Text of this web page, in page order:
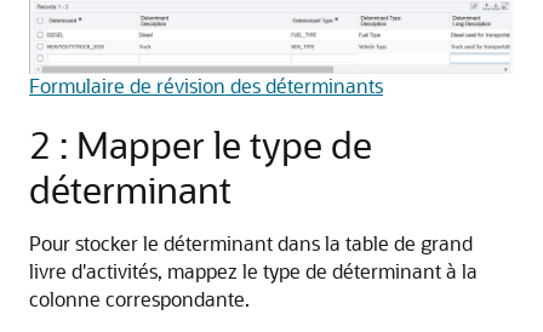
Formulaire de révision des déterminants
2 : Mapper le type de
déterminant
Pour stocker le déterminant dans la table de grand
livre d'activités, mappez le type de déterminant à la
colonne correspondante.